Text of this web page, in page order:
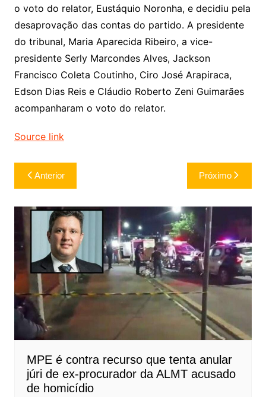
o voto do relator, Eustáquio Noronha, e decidiu pela
desaprovação das contas do partido. A presidente
do tribunal, Maria Aparecida Ribeiro, a vice-
presidente Serly Marcondes Alves, Jackson
Francisco Coleta Coutinho, Ciro José Arapiraca,
Edson Dias Reis e Cláudio Roberto Zeni Guimarães
acompanharam o voto do relator.
Source link
Navegação
de
Post
Anterior Próximo
MPE é contra recurso que tenta anular
júri de ex-procurador da ALMT acusado
de homicídio